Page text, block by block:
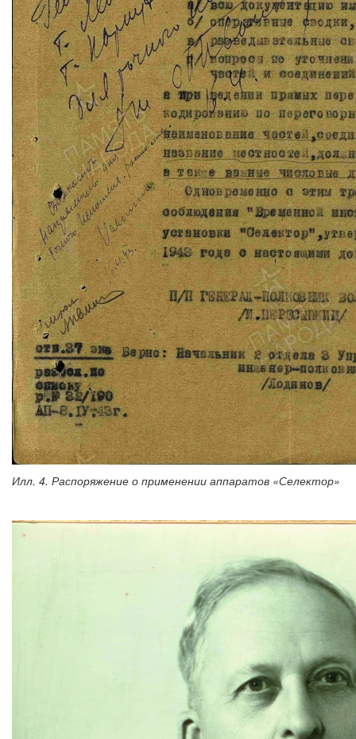
Илл. 4. Распоряжение о применении аппаратов «Селектор»